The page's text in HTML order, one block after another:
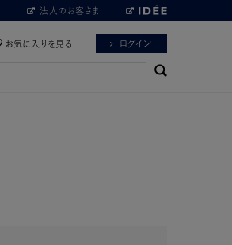
法人のお客さま
お気に入りを見る ログイン